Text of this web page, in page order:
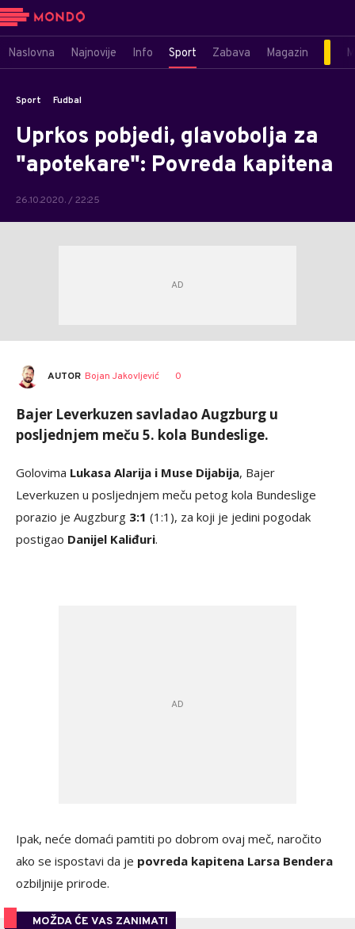
Naslovna Najnovije Info Sport Zabava Magazin
Sport Fudbal
Uprkos pobjedi, glavobolja za
"apotekare": Povreda kapitena
26.10.2020. / 22:25
AUTOR Bojan Jakovljević 0
Bajer Leverkuzen savladao Augzburg u
posljednjem meču 5. kola Bundeslige.
Golovima Lukasa Alarija i Muse Dijabija, Bajer
Leverkuzen u posljednjem meču petog kola Bundeslige
porazio je Augzburg 3:1 (1:1), za koji je jedini pogodak
postigao Danijel Kaliđuri.
Ipak, neće domaći pamtiti po dobrom ovaj meč, naročito
ako se ispostavi da je povreda kapitena Larsa Bendera
ozbiljnije prirode.
MOŽDA ĆE VAS ZANIMATI